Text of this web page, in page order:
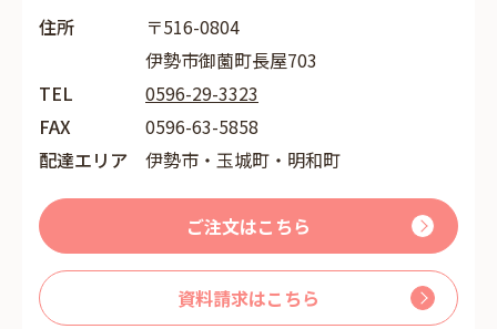
住所
〒516-0804
伊勢市御薗町長屋703
TEL
0596-29-3323
FAX
0596-63-5858
配達エリア
伊勢市・玉城町・明和町
ご注文はこちら
資料請求はこちら